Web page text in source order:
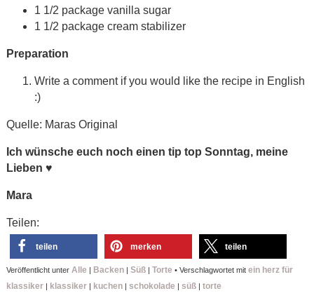
1 1/2 package vanilla sugar
1 1/2 package cream stabilizer
Preparation
Write a comment if you would like the recipe in English
:)
Quelle: Maras Original
Ich wünsche euch noch einen tip top Sonntag, meine
Lieben ♥
Mara
Teilen:
teilen merken teilen
Veröffentlicht unter Alle | Backen| Süß| Torte • Verschlagwortet mit ein herz für
klassiker| klassiker| kuchen| schokolade | süß| torte